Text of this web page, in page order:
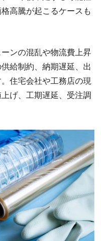
高騰が起こるケースも
ンの混乱や物流費上昇
給制約、納期遅延、出
住宅会社や工務店の現
げ、工期遅延、受注調